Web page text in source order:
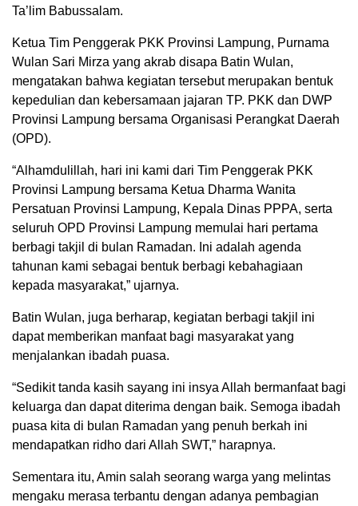
Ta’lim Babussalam.
Ketua Tim Penggerak PKK Provinsi Lampung, Purnama
Wulan Sari Mirza yang akrab disapa Batin Wulan,
mengatakan bahwa kegiatan tersebut merupakan bentuk
kepedulian dan kebersamaan jajaran TP. PKK dan DWP
Provinsi Lampung bersama Organisasi Perangkat Daerah
(OPD).
“Alhamdulillah, hari ini kami dari Tim Penggerak PKK
Provinsi Lampung bersama Ketua Dharma Wanita
Persatuan Provinsi Lampung, Kepala Dinas PPPA, serta
seluruh OPD Provinsi Lampung memulai hari pertama
berbagi takjil di bulan Ramadan. Ini adalah agenda
tahunan kami sebagai bentuk berbagi kebahagiaan
kepada masyarakat,” ujarnya.
Batin Wulan, juga berharap, kegiatan berbagi takjil ini
dapat memberikan manfaat bagi masyarakat yang
menjalankan ibadah puasa.
“Sedikit tanda kasih sayang ini insya Allah bermanfaat bagi
keluarga dan dapat diterima dengan baik. Semoga ibadah
puasa kita di bulan Ramadan yang penuh berkah ini
mendapatkan ridho dari Allah SWT,” harapnya.
Sementara itu, Amin salah seorang warga yang melintas
mengaku merasa terbantu dengan adanya pembagian